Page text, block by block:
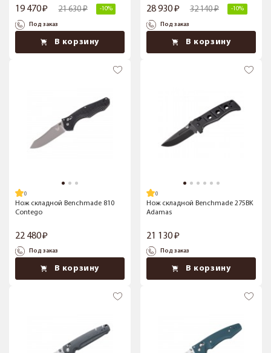
19 470 21 630 -10%
Под заказ
В корзину
28 930 32 140 -10%
Под заказ
В корзину
Нож складной Benchmade 810
Contego
22 480
Под заказ
В корзину
Нож складной Benchmade 275BK
Adamas
21 130
Под заказ
В корзину